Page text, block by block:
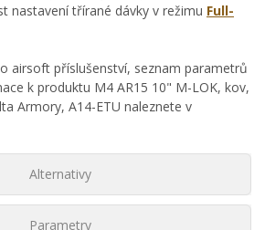
nastavení třírané dávky v režimu Full-
airsoft příslušenství, seznam parametrů
k produktu M4 AR15 10" M-LOK, kov,
Armory, A14-ETU naleznete v
Alternativy
Parametry